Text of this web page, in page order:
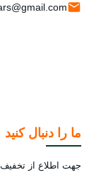
ما را دنبال کنید
جهت اطلاع از